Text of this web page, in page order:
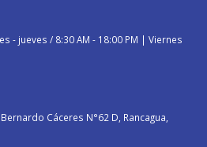
- jueves / 8:30 AM - 18:00 PM | Viernes
Cáceres N°62 D, Rancagua,